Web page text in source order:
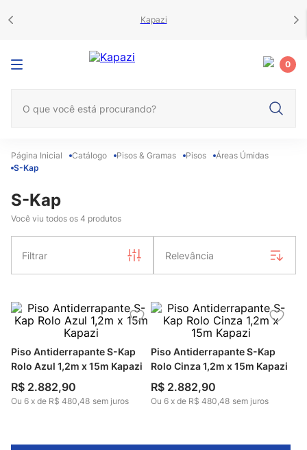
Kapazi
0
Catálogo Pisos & Gramas Pisos
Áreas Úmidas
S-Kap
S-Kap
Você viu todos os 4 produtos
Filtrar Relevância
Piso Antiderrapante S-Kap
Rolo Azul 1,2m x 15m Kapazi
R$ 2.882,90
Ou 6 x de R$ 480,48 sem juros
Piso Antiderrapante S-Kap
Rolo Cinza 1,2m x 15m Kapazi
R$ 2.882,90
Ou 6 x de R$ 480,48 sem juros